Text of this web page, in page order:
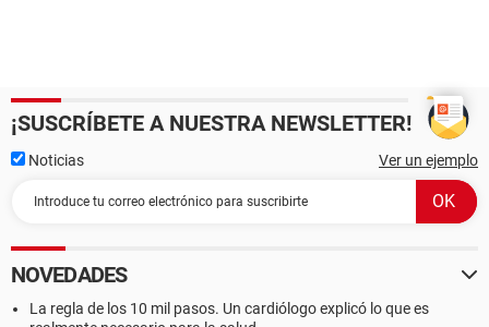
¡SUSCRÍBETE A NUESTRA NEWSLETTER!
Noticias Ver un ejemplo
NOVEDADES
La regla de los 10 mil pasos. Un cardiólogo explicó lo que es